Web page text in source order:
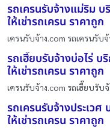
รถเครนรับจ้างแม่ริม บ
ให้เช่ารถเครน ราคาถูก
เครนรับจ้าง.com รถเครนรับ
รถเฮี๊ยบรับจ้างบ่อไร่ บ
ให้เช่ารถเครน ราคาถูก
เครนรับจ้าง.com รถเฮี๊ยบรับ
รถเครนรับจ้างประเวศ
ให้เช่ารถเครน ราคาถูก